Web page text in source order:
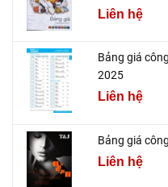
Liên hệ
Bảng giá
2025
Liên hệ
Bảng giá
Liên hệ